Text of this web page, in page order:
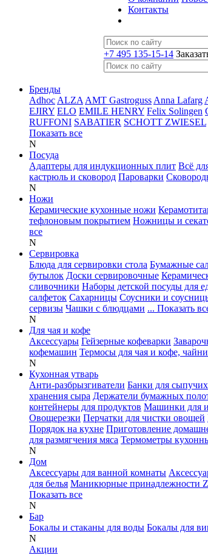
Контакты
+7 495 135-15-14
Бренды
Adhoc ALZA AMT Gastroguss Anna Lafarg
EJIRY ELO EMILE HENRY Felix Solingen
RUFFONI SABATIER SCHOTT ZWIESEL
Показать все
N
Посуда
Адаптеры для индукционных плит Всё
кастрюль и сковород Пароварки
N
Ножи
Керамические кухонные ножи
тефлоновым покрытием Ножницы и
все
N
Сервировка
Блюда для сервировки стола Бумажные
бутылок Доски сервировочные
сливочники Наборы детской посуды для
салфеток Сахарницы Соусники и
сервизы Чашки с блюдцами ... Показать
N
Для чая и кофе
Аксессуары Гейзерные кофеварки
кофемашин Термосы для чая и кофе,
N
Кухонная утварь
Анти-разбрызгиватели Банки для
хранения сыра Держатели бумажных
контейнеры для продуктов Машинки для
Овощерезки Перчатки для чистки овощей
Порядок на кухне Приготовление
для размягчения мяса Термометры
N
Дом
Аксессуары для ванной комнаты
для белья Маникюрные принадлежности
Показать все
N
Бар
Бокалы и стаканы для воды Бокалы для
N
Акции